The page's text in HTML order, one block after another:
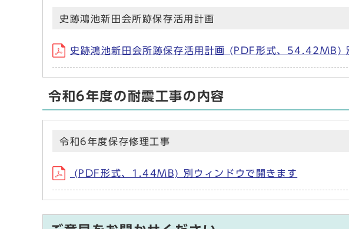
史跡鴻池新田会所跡保存活用計画
史跡鴻池新田会所跡保存活用計画 (PDF形式、54.42MB)
令和6年度の耐震工事の内容
令和6年度保存修理工事
(PDF形式、1.44MB) 別ウィンドウで開きます